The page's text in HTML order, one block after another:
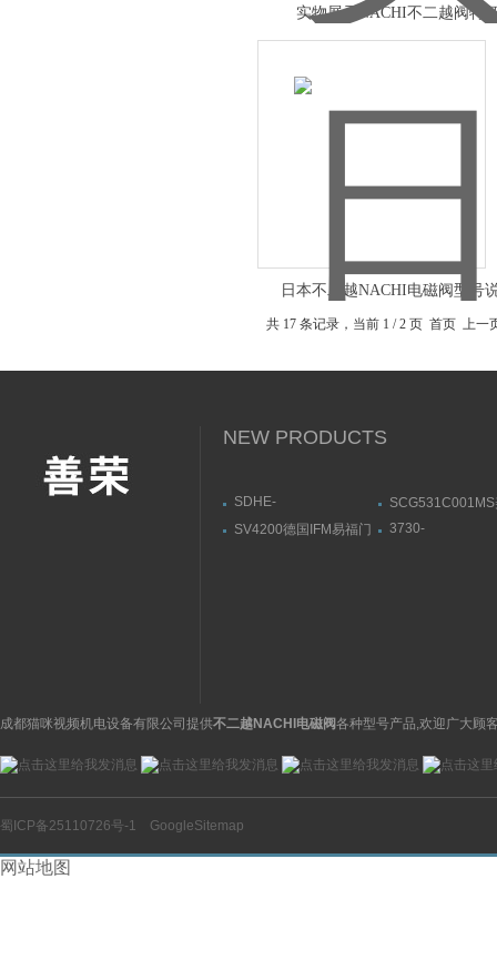
实物展示NACHI不二越阀特
日本不二越NACHI电磁阀型号
共 17 条记录，当前 1 / 2 页 首页 上
NEW PRODUCTS
SDHE-
阿托斯溢流阀参数范围
ASCO阿斯卡电磁
SV4200德国IFM易福门
3730-
成都猫咪视频机电设备有限公司提供不二越NACHI电磁阀各种型号产品,欢迎广大顾
蜀ICP备25110726号-1 GoogleSitemap
网站地图